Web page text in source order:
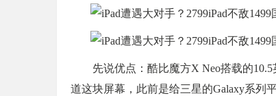
先说优点：酷比魔方X Neo搭载的
道这块屏幕，此前是给三星的Galaxy系列